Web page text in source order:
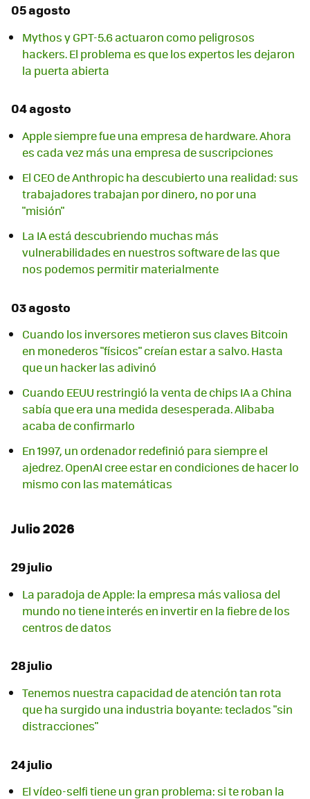
05 agosto
Mythos y GPT-5.6 actuaron como peligrosos
hackers. El problema es que los expertos les dejaron
la puerta abierta
04 agosto
Apple siempre fue una empresa de hardware. Ahora
es cada vez más una empresa de suscripciones
El CEO de Anthropic ha descubierto una realidad: sus
trabajadores trabajan por dinero, no por una
"misión"
La IA está descubriendo muchas más
vulnerabilidades en nuestros software de las que
nos podemos permitir materialmente
03 agosto
Cuando los inversores metieron sus claves Bitcoin
en monederos "físicos" creían estar a salvo. Hasta
que un hacker las adivinó
Cuando EEUU restringió la venta de chips IA a China
sabía que era una medida desesperada. Alibaba
acaba de confirmarlo
En 1997, un ordenador redefinió para siempre el
ajedrez. OpenAI cree estar en condiciones de hacer lo
mismo con las matemáticas
Julio 2026
29 julio
La paradoja de Apple: la empresa más valiosa del
mundo no tiene interés en invertir en la fiebre de los
centros de datos
28 julio
Tenemos nuestra capacidad de atención tan rota
que ha surgido una industria boyante: teclados "sin
distracciones"
24 julio
El vídeo-selfi tiene un gran problema: si te roban la